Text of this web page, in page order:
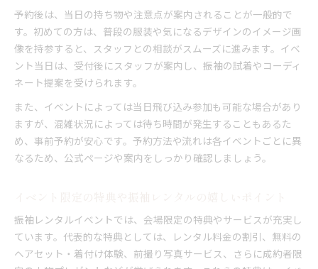
予約後は、当日の持ち物や注意点が案内されることが一般的で
す。初めての方は、普段の服装や気になるデザインのイメージ画
像を持参すると、スタッフとの相談がスムーズに進みます。イベ
ント当日は、受付後にスタッフが案内し、振袖の試着やコーディ
ネート提案を受けられます。
また、イベントによっては当日飛び込み参加も可能な場合があり
ますが、混雑状況によっては待ち時間が発生することもあるた
め、事前予約が安心です。予約方法や流れは各イベントごとに異
なるため、公式ページや案内をしっかり確認しましょう。
振袖レンタルイベントでは、会場限定の特典やサービスが充実し
ています。代表的な特典としては、レンタル料金の割引、無料の
ヘアセット・着付け体験、前撮り写真サービス、さらに成約者限